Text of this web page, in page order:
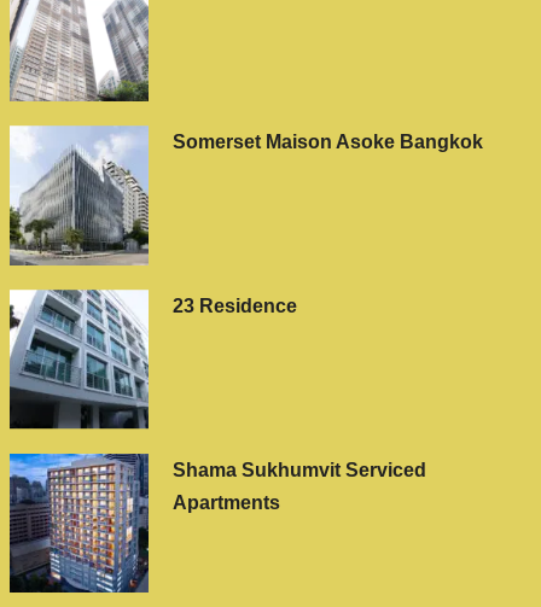
Somerset Maison Asoke Bangkok
23 Residence
Shama Sukhumvit Serviced
Apartments